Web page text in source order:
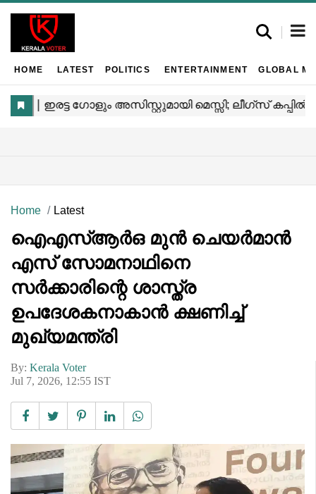
HOME LATEST POLITICS ENTERTAINMENT GLOBAL
Home Latest
ഐഎസ്ആര്‍ഒ മുന്‍ ചെയര്‍മാന്‍
എസ് സോമനാഥിനെ
സര്‍ക്കാരിന്റെ ശാസ്ത്ര
ഉപദേശകനാകാന്‍ ക്ഷണിച്ച്
മുഖ്യമന്ത്രി
By: Kerala Voter
Jul 7, 2026, 12:55 IST